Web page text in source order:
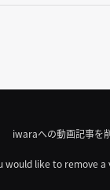
iwaraへの動画記事を
would like to remove